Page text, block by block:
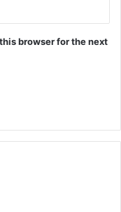
browser for the next